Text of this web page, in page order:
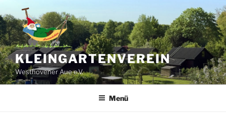
Inhalt
springen
KLEINGARTENVEREIN
Westhovener Aue e.V.
Menü